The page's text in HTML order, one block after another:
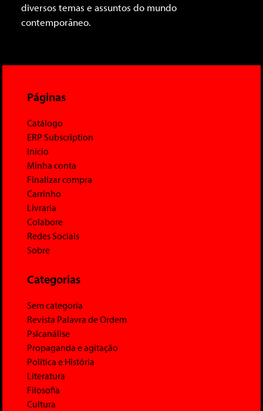
diversos temas e assuntos do mundo
contemporâneo.
Páginas
Catálogo
ERP Subscription
Início
Minha conta
Finalizar compra
Carrinho
Livraria
Colabore
Redes Sociais
Sobre
Categorias
Sem categoria
Revista Palavra de Ordem
Psicanálise
Propaganda e agitação
Política e História
Literatura
Filosofia
Cultura